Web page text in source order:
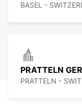
BASEL -
PRATTELN
PRATTELN -